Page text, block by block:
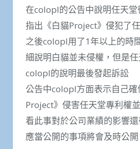
在colopl的公告中說明任天
指出《白貓Project》侵犯了
之後colopl用了1年以上的時
細說明白貓並未侵權，但是
colopl的說明最後發起訴訟
公告中colopl方面表示自己確
Project》侵害任天堂專利權
看此事對於公司業績的影響
應當公開的事項將會及時公開